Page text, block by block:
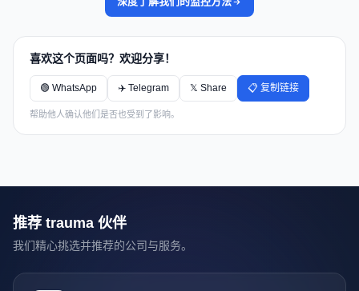
喜欢这个页面吗？欢迎分享！
🟢 WhatsApp ✈️ Telegram 𝕏 Share 📋 复制链接
帮助他人确认他们是否也受到了影响。
推荐 trauma 伙伴
我们精心挑选并推荐的公司与服务。